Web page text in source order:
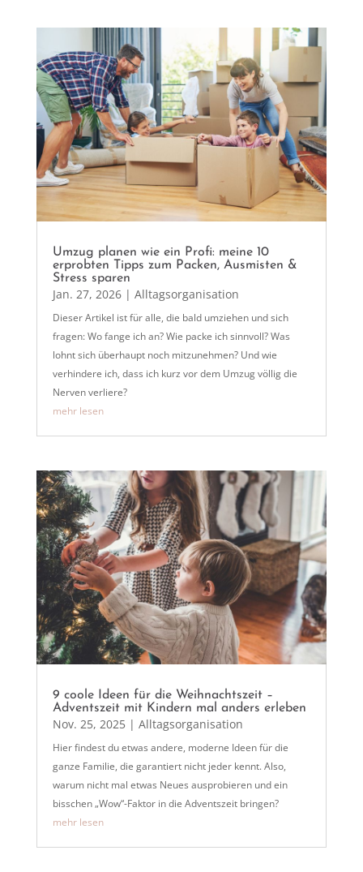
Umzug planen wie ein Profi: meine 10
erprobten Tipps zum Packen, Ausmisten &
Stress sparen
Jan. 27, 2026| Alltagsorganisation
Dieser Artikel ist für alle, die bald umziehen und sich
fragen: Wo fange ich an? Wie packe ich sinnvoll? Was
lohnt sich überhaupt noch mitzunehmen? Und wie
verhindere ich, dass ich kurz vor dem Umzug völlig die
Nerven verliere?
mehr lesen
9 coole Ideen für die Weihnachtszeit –
Adventszeit mit Kindern mal anders erleben
Nov. 25, 2025| Alltagsorganisation
Hier findest du etwas andere, moderne Ideen für die
ganze Familie, die garantiert nicht jeder kennt. Also,
warum nicht mal etwas Neues ausprobieren und ein
bisschen „Wow“-Faktor in die Adventszeit bringen?
mehr lesen